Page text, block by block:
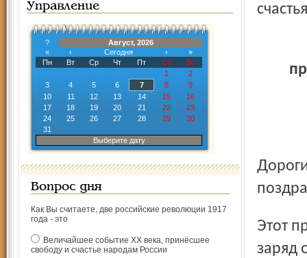
Управление
?
Август, 2026
«
‹ Сегодня ›
»
Пн
Вт Ср Чт Пт Сб
Вс
1
2
3
4 5 6 7 8
9
10
11 12 13 14 15
16
17
18 19 20 21 22
23
24
25 26 27 28 29
30
31
Выберите дату
Вопрос дня
Как Вы считаете, две российские революции 1917
года - это
Величайшее событие ХХ века, принёсшее
свободу и счастье народам России
Дорогие коллеги, друзья! Примите искренние
Этот праздник дарит всем нам хорошее настроение,
заряд